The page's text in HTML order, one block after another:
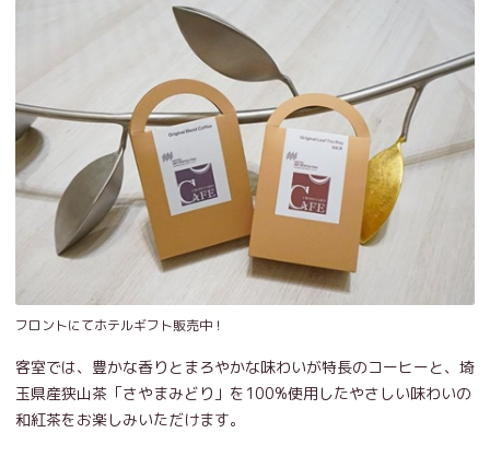
フロントにてホテルギフト販売中！
客室では、豊かな香りとまろやかな味わいが特長のコーヒーと、埼
玉県産狭山茶「さやまみどり」を100%使用したやさしい味わいの
和紅茶をお楽しみいただけます。